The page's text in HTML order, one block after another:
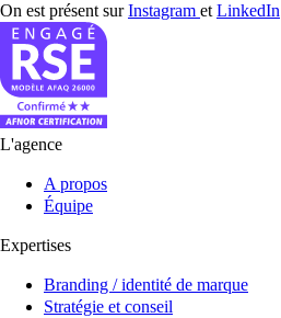
On est présent surInstagram etLinkedIn
L'agence
A propos
Équipe
Expertises
Branding / identité de marque
Stratégie et conseil